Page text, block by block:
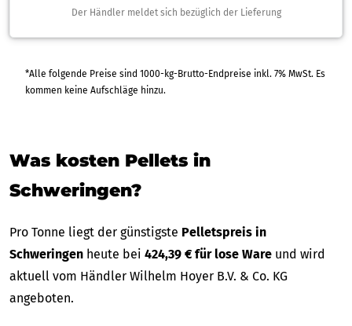
Der Händler meldet sich bezüglich der Lieferung
*Alle folgende Preise sind 1000-kg-Brutto-Endpreise inkl. 7% MwSt. Es
kommen keine Aufschläge hinzu.
Was kosten Pellets in
Schweringen?
Pro Tonne liegt der günstigste Pelletspreis in
Schweringen heute bei 424,39 € für lose Ware und wird
aktuell vom Händler Wilhelm Hoyer B.V. & Co. KG
angeboten.